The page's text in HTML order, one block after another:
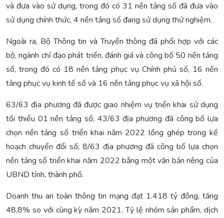
và đưa vào sử dụng, trong đó có 31 nền tảng số đã đưa vào
sử dụng chính thức, 4 nền tảng số đang sử dụng thử nghiệm.
Ngoài ra, Bộ Thông tin và Truyền thông đã phối hợp với các
bộ, ngành chỉ đạo phát triển, đánh giá và công bố 50 nền tảng
số, trong đó có 18 nền tảng phục vụ Chính phủ số, 16 nền
tảng phục vụ kinh tế số và 16 nền tảng phục vụ xã hội số.
63/63 địa phương đã được giao nhiệm vụ triển khai sử dụng
tối thiểu 01 nền tảng số; 43/63 địa phương đã công bố lựa
chọn nền tảng số triển khai năm 2022 lồng ghép trong kế
hoạch chuyển đổi số; 8/63 địa phương đã công bố lựa chọn
nền tảng số triển khai năm 2022 bằng một văn bản riêng của
UBND tỉnh, thành phố.
Doanh thu an toàn thông tin mạng đạt 1.418 tỷ đồng, tăng
48,8% so với cùng kỳ năm 2021. Tỷ lệ nhóm sản phẩm, dịch